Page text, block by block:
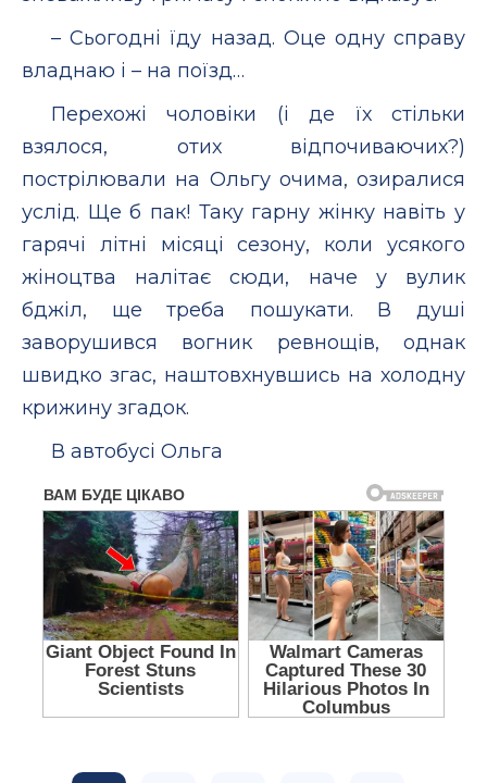
– Сьогодні їду назад. Оце одну справу
владнаю і – на поїзд…
Перехожі чоловіки (і де їх стільки
взялося, отих відпочиваючих?)
пострілювали на Ольгу очима, озиралися
услід. Ще б пак! Таку гарну жінку навіть у
гарячі літні місяці сезону, коли усякого
жіноцтва налітає сюди, наче у вулик
бджіл, ще треба пошукати. В душі
заворушився вогник ревнощів, однак
швидко згас, наштовхнувшись на холодну
крижину згадок.
В автобусі Ольга